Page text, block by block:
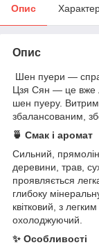
Опис
Опис
Шен пуери —
Цзя Сян — це вже
шен пуеру.
збалансованим,
🍵 Смак і аромат
Сильний,
деревини, трав,
проявляється
глибоку
квітковий, з
охолоджуючий.
✨ Особливості